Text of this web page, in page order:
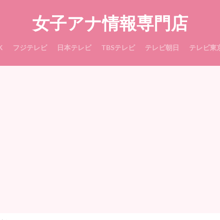
女子アナ情報専門店
フジテレビ 日本テレビ TBSテレビ テレビ朝日 テレビ東